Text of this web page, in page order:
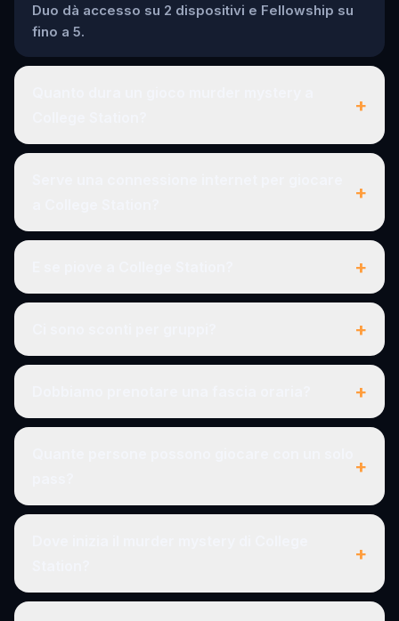
Duo dà accesso su 2 dispositivi e Fellowship su
fino a 5.
+
+
+
+
+
+
+